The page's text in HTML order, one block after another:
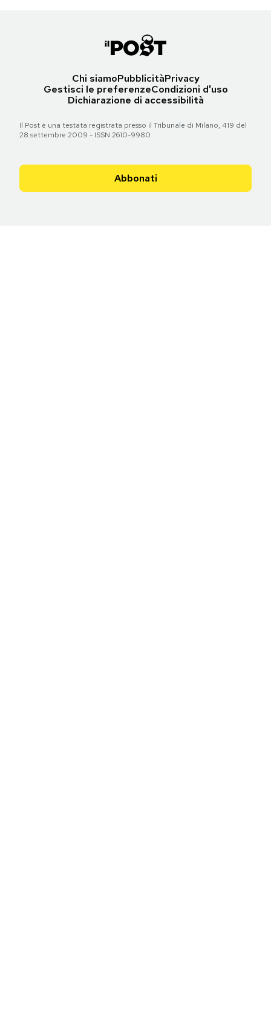
Chi siamoPubblicitàPrivacy
Gestisci le preferenzeCondizioni d'uso
Dichiarazione di accessibilità
Il Post è una testata registrata presso il Tribunale di Milano, 419 del
28 settembre 2009 - ISSN 2610-9980
Abbonati